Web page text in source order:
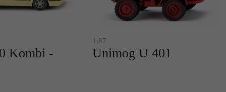
Kombi -
1:87
Unimog U 401